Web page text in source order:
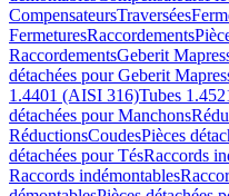
CompensateursTraversées
FermeturesRaccordements
RaccordementsGeberit
détachées pour Geberit
1.4401 (AISI 316)Tubes
détachées pour Manchons
RéductionsCoudesPièces
détachées pour TésRaccords
Raccords indémontables